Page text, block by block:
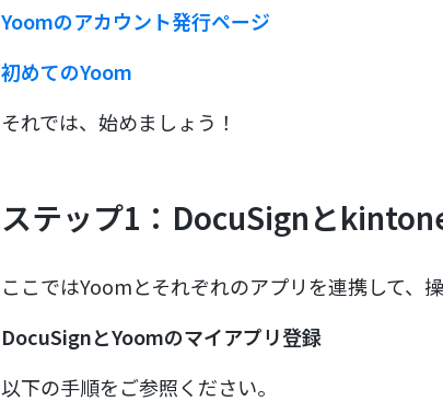
Yoomのアカウント発行ページ
初めてのYoom
それでは、始めましょう！
ステップ1：DocuSignと
ここではYoomとそれぞれのアプリを連携して、
DocuSignとYoomのマイアプリ登録
以下の手順をご参照ください。